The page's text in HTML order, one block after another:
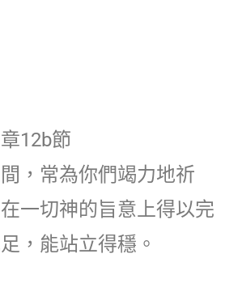
12b節
，常為你們竭力地祈
一切神的旨意上得以完
，能站立得穩。